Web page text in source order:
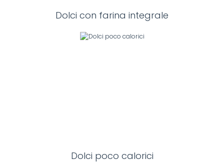
Dolci con farina integrale
Dolci poco calorici